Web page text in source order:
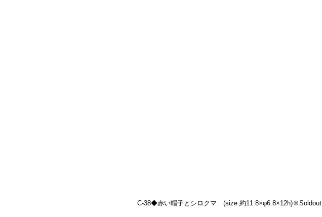
C-38◆赤い帽子とシロクマ　(size:約11.8×φ6.8×12h)※Soldout